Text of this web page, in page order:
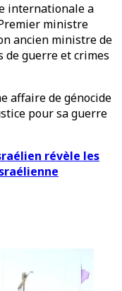
internationale a
ministre
ancien ministre de
de guerre et crimes
affaire de génocide
pour sa guerre
révèle les